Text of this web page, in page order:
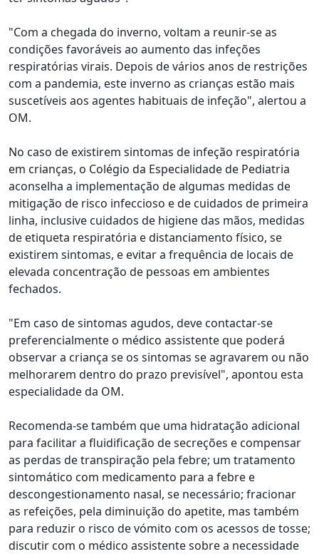
"Com a chegada do inverno, voltam a reunir-se as
condições favoráveis ao aumento das infeções
respiratórias virais. Depois de vários anos de restrições
com a pandemia, este inverno as crianças estão mais
suscetíveis aos agentes habituais de infeção", alertou a
OM.
No caso de existirem sintomas de infeção respiratória
em crianças, o Colégio da Especialidade de Pediatria
aconselha a implementação de algumas medidas de
mitigação de risco infeccioso e de cuidados de primeira
linha, inclusive cuidados de higiene das mãos, medidas
de etiqueta respiratória e distanciamento físico, se
existirem sintomas, e evitar a frequência de locais de
elevada concentração de pessoas em ambientes
fechados.
"Em caso de sintomas agudos, deve contactar-se
preferencialmente o médico assistente que poderá
observar a criança se os sintomas se agravarem ou não
melhorarem dentro do prazo previsível", apontou esta
especialidade da OM.
Recomenda-se também que uma hidratação adicional
para facilitar a fluidificação de secreções e compensar
as perdas de transpiração pela febre; um tratamento
sintomático com medicamento para a febre e
descongestionamento nasal, se necessário; fracionar
as refeições, pela diminuição do apetite, mas também
para reduzir o risco de vómito com os acessos de tosse;
discutir com o médico assistente sobre a necessidade